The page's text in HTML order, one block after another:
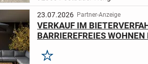
23.07.2026 Partner-Anzeige
VERKAUF IM
BARRIEREFREIES
Merken